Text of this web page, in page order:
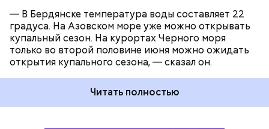
— В Бердянске температура воды составляет 22
градуса. На Азовском море уже можно открывать
купальный сезон. На курортах Черного моря
только во второй половине июня можно ожидать
открытия купального сезона, — сказал он.
Читать полностью